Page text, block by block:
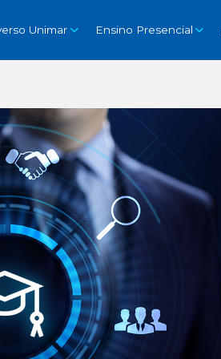
Unimar Ensino Presencial